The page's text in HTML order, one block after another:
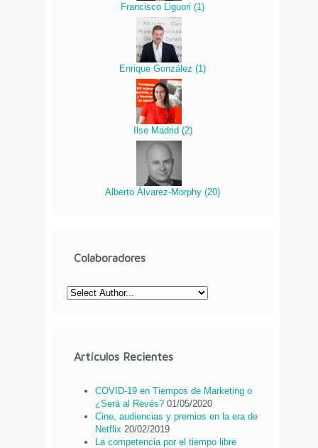
Francisco Liguori (1 )
Enrique González (1)
Ilse Madrid (2)
Alberto Álvarez-Morphy (20)
Colaboradores
Artículos Recientes
COVID-19 en Tiempos de Marketing o
¿Será al Revés? 01/05/2020
Cine, audiencias y premios en la era de
Netflix 20/02/2019
La competencia por el tiempo libre